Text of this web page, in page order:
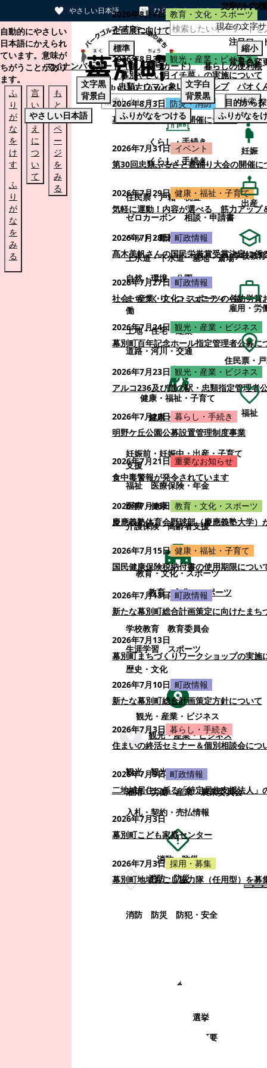
やさしい日本語 ひらがなをつける
本文へスキップする
自動的にやさしい
日本語にかえられ
ています。意味が
ちがうことがあり
ます。
ふ
り
が
な
を
け
す
ふ
り
が
な
を
み
る
言
い
替
え
に
つ
い
て
も
と
の
ペ
ー
ジ
を
み
る
検索
くらし・手続き
くらし・手続き
住民票・戸籍
税金
ゼロカーボン
相談・申請書
ペット・動植物
ごみ
上水道・下水道
墓地・斎場
自然・環境・公園
まちづくり・コミュニティ・協
働
土地・住宅・建築
道路・河川・交通
健康・福祉・子育て
健康・福祉・子育て
妊娠前・妊娠中・出産・子育て
支援
福祉
医療保険・年金
医療・健康
介護保険・高齢者支援
教育・文化・スポーツ
教育・文化・スポーツ
学校教育
教育委員会
生涯学習
スポーツ
歴史・文化
観光・産業・ビジネス
観光・産業・ビジネス
観光
観光・イベント
雇用・労働
産業
農業委員会
入札・契約・売払情報
消防・防災
消防・防災
消防 防災 防犯・安全
町政情報
選挙
町の概要
2026年8月4日 教育・文化・スポーツ
企画展に向けて：安東ウメ子さんとの思
2026年8月3日 観光・産業・ビジネス
「幕別やさい月イチ菜」の実施について
2026年8月3日 防災・消防
幕別町防災フェアの開催について
2026年7月31日 イベント
第30回忠類ふるさと盆踊り大会の開催に
2026年7月29日 健康・福祉・子育て
気軽に運動！内容が選べる 筋力アップ
2026年7月28日 町政情報
髙木美帆さんの国民栄誉賞受賞決定に係
2026年7月27日 町政情報
社会・産業・文化・スポーツの各功労
2026年7月24日 観光・産業・ビジネス
幕別町百年記念ホール指定管理者公募に
2026年7月23日 観光・産業・ビジネス
アルコ236及び道の駅・忠類指定管理者
2026年7月22日 暮らし・手続き
明野ケ丘公園公募設置管理制度事業
2026年7月21日 重要なお知らせ
食中毒警報が発令されています
2026年7月16日 教育・文化・スポーツ
慶應義塾体育会野球部（慶應義塾大学）
2026年7月15日 健康・福祉・子育て
国民健康保険税納付書の使用期限につい
2026年7月13日 町政情報
新たな幕別町総合計画策定に向けたまち
2026年7月13日
幕別町まちづくりワークショップの実施
2026年7月10日 町政情報
新たな幕別町総合計画策定方針について
2026年7月3日 暮らし・手続き
住まいの終活セミナー＆個別相談会につ
2026年7月3日 町政情報
二地域居住に係る「特定居住支援法人」
2026年7月3日
幕別町こども家庭センター
2026年7月3日 採用・募集
幕別町地域おこし協力隊（任用型）を募
サイト内
注目ワー
マイナンバーカード（個人番号カード）
暮らしの便利帳
忠類ナウマン象LINEスタンプ
パオく
目的から
妊娠
出産
学校教育
雇用・労
住民票・
福祉
文字サイズ
現在の文字
標準
縮小
背景色変
文字黒
背景白
文字白
背景黒
やさしい日本語
ふりがなをつける ふりがなを